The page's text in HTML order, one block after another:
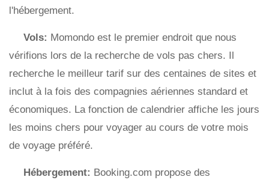
l'hébergement.
Vols: Momondo est le premier endroit que nous
vérifions lors de la recherche de vols pas chers. Il
recherche le meilleur tarif sur des centaines de sites et
inclut à la fois des compagnies aériennes standard et
économiques. La fonction de calendrier affiche les jours
les moins chers pour voyager au cours de votre mois
de voyage préféré.
Hébergement: Booking.com propose des